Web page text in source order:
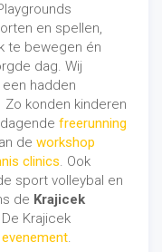
en spellen,
te bewegen én
dag. Wij
een hadden
Zo konden kinderen
freerunning
de workshop
clinics. Ook
sport volleybal en
de Krajicek
Krajicek
.